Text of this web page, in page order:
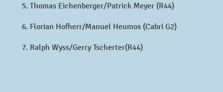
Thomas Eichenberger/Patrick Meyer (R44)
Florian Hofherr/Manuel Heumos (Cabri G2)
Ralph Wyss/Gerry Tscherter(R44)